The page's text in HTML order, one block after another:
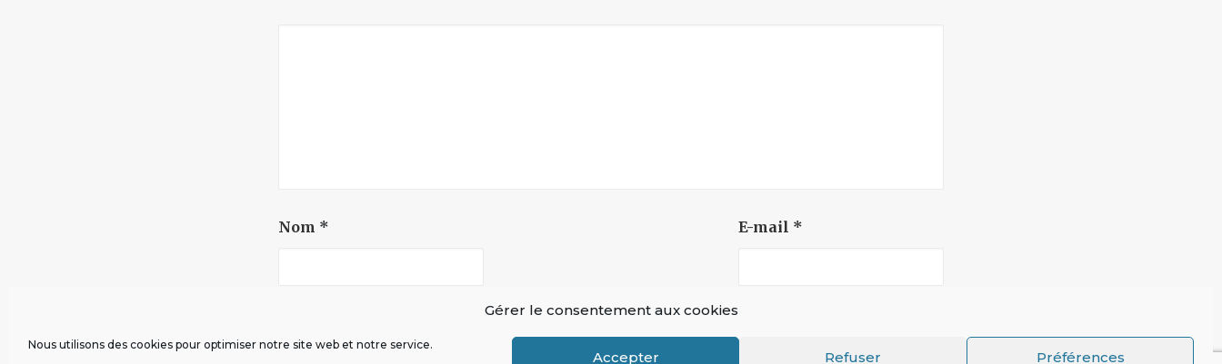
Gérer le consentement aux cookies
Nous utilisons des cookies pour optimiser notre site web et notre service.
Accepter Refuser Préférences
Nom * E-mail *